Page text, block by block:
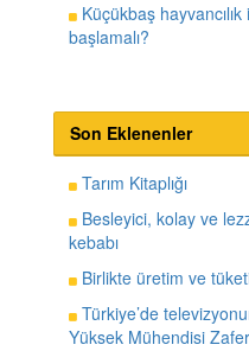
Küçükbaş
başlamalı?
Son Eklenenler
Tarım Kitaplığı
Besleyici, kolay ve
kebabı
Birlikte üretim ve
Türkiye’de
Yüksek Mühendisi